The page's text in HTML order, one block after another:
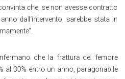
che, se non avesse contratto
dall’intervento, sarebbe stata in
che la frattura del femore
al 30% entro un anno, paragonabile